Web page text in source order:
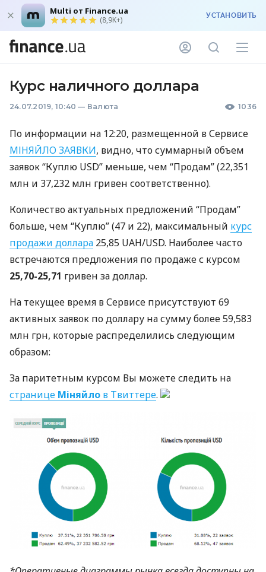
Multi от Finance.ua
(8,9K+) УСТАНОВИТЬ
Курс наличного доллара
24.07.2019, 10:40 — Валюта 1036
По информации на 12:20, размещенной в Сервисе
МІНЯЙЛОЗАЯВКИ, видно, что суммарный объем
заявок “Куплю USD” меньше, чем “Продам” (22,351
млн и 37,232 млн гривен соответственно).
Количество актуальных предложений “Продам”
больше, чем “Куплю” (47 и 22), максимальный курс
продажи доллара 25,85 UAH/USD. Наиболее часто
встречаются предложения по продаже с курсом
25,70-25,71 гривен за доллар.
На текущее время в Сервисе присутствуют 69
активных заявок по доллару на сумму более 59,583
млн грн, которые распределились следующим
образом:
За паритетным курсом Вы можете следить на
странице Міняйло в Твиттере.